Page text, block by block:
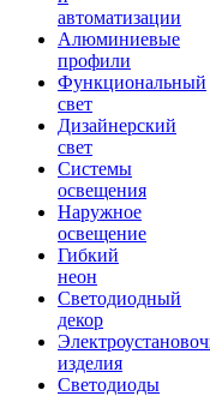
автоматизации
Алюминиевые
профили
Функциональный
свет
Дизайнерский
свет
Системы
освещения
Наружное
освещение
Гибкий
неон
Светодиодный
декор
изделия
Светодиоды